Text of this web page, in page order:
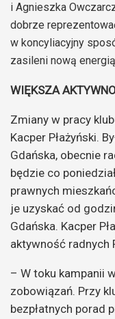
i Agnieszka
dobrze
w koncyliacyjny
zasileni nową
WIĘKSZA
Zmiany w pracy
Kacper Płażyński.
Gdańska, obecnie
będzie co
prawnych
je uzyskać od
Gdańska. Kacper
aktywność radnych
– W toku kampanii
zobowiązań. Przy
bezpłatnych porad